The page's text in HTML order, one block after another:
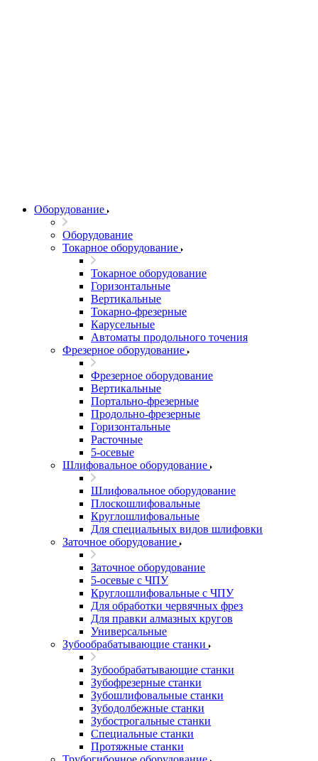
Оборудование
Оборудование
Токарное оборудование
Токарное оборудование
Горизонтальные
Вертикальные
Токарно-фрезерные
Карусельные
Автоматы продольного точения
Фрезерное оборудование
Фрезерное оборудование
Вертикальные
Портально-фрезерные
Продольно-фрезерные
Горизонтальные
Расточные
5-осевые
Шлифовальное оборудование
Шлифовальное оборудование
Плоскошлифовальные
Круглошлифовальные
Для специальных видов шлифовки
Заточное оборудование
Заточное оборудование
5-осевые с ЧПУ
Круглошлифовальные с ЧПУ
Для обработки червячных фрез
Для правки алмазных кругов
Универсальные
Зубообрабатывающие станки
Зубообрабатывающие станки
Зубофрезерные станки
Зубошлифовальные станки
Зубодолбежные станки
Зубострогальные станки
Специальные станки
Протяжные станки